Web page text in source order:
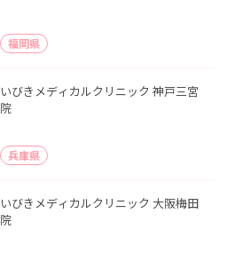
福岡県
いびきメディカルクリニック 神戸三宮
院
兵庫県
いびきメディカルクリニック 大阪梅田
院